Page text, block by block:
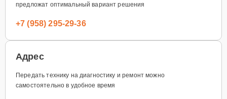
предложат оптимальный вариант решения
+7 (958) 295-29-36
Адрес
Передать технику на диагностику и ремонт можно
самостоятельно в удобное время